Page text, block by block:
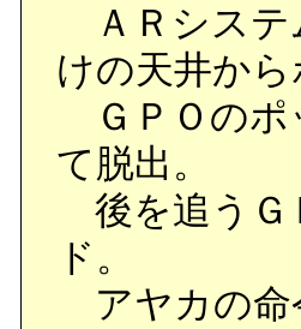
ＡＲシステ
けの天井か
ＧＰＯのポ
て脱出。
後を追うＧ
ド。
アヤカの命